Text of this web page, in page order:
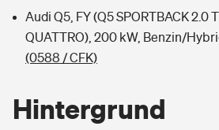
Audi Q5, FY (Q5 SPORTBACK 2.0
QUATTRO), 200 kW, Benzin/
(0588 / CFK)
Hintergrund